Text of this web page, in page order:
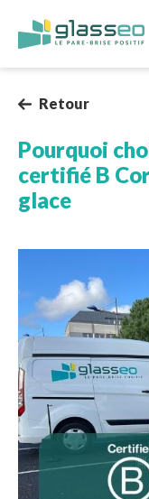
Retour
Pourquoi
certifié B
glace